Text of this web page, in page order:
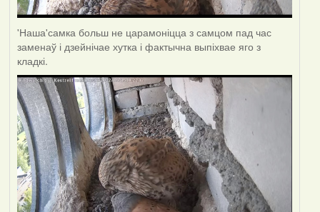
'Наша'самка больш не царамоніцца з самцом пад час
заменаў і дзейнічае хутка і фактычна выпіхвае яго з
кладкі.